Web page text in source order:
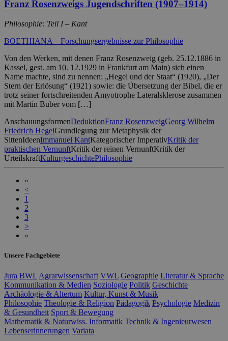
Franz Rosenzweigs Jugendschriften (1907–1914)
Philosophie: Teil I – Kant
BOETHIANA – Forschungsergebnisse zur Philosophie
Von den Werken, mit denen Franz Rosenzweig (geb. 25.12.1886 in
Kassel, gest. am 10. 12.1929 in Frankfurt am Main) sich einen
Name machte, sind zu nennen: „Hegel und der Staat“ (1920), „Der
Stern der Erlösung“ (1921) sowie: die Übersetzung der Bibel, die er
trotz seiner fortschreitenden Amyotrophe Lateralsklerose zusammen
mit Martin Buber vom […]
AnschauungsformenDeduktionFranz RosenzweigGeorg Wilhelm
Friedrich HegelGrundlegung zur Metaphysik der
SittenIdeenImmanuel KantKategorischer ImperativKritik der
praktischen VernunftKritik der reinen VernunftKritik der
UrteilskraftKulturgeschichtePhilosophie
«
<
1
2
3
>
»
Unsere Fachgebiete
Jura BWL Agrarwissenschaft VWL Geographie Literatur & Sprache
Kommunikation & Medien Soziologie Politik Geschichte
Archäologie & Altertum Kultur, Kunst & Musik
Philosophie Theologie & Religion Pädagogik Psychologie Medizin
& Gesundheit Sport & Bewegung
Mathematik & Naturwiss. Informatik Technik & Ingenieurwesen
Lebenserinnerungen Variata